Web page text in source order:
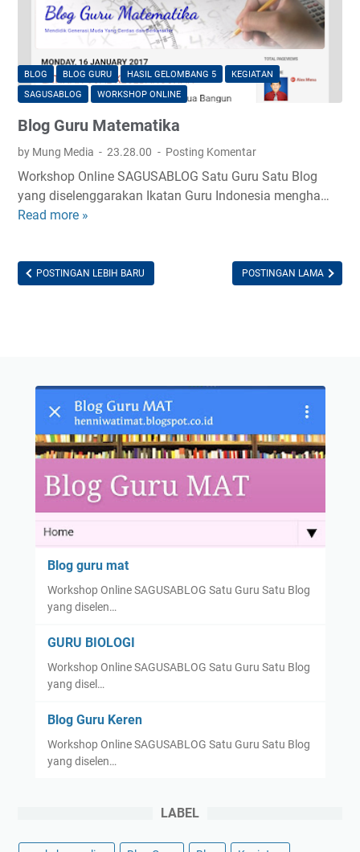
i
k
S
M
A
G
O
L
BLOG BLOG GURU HASIL GELOMBANG 5
KEGIATAN
SAGUSABLOG
WORKSHOP ONLINE
Blog Guru Matematika
by Mung Media 23.28.00 Posting Komentar
Workshop Online SAGUSABLOG Satu Guru Satu Blog
yang diselenggarakan Ikatan Guru Indonesia mengha…
Read more »
g
a
t
e
m
t
i
POSTINGAN LEBIH BARU POSTINGAN LAMA
Blog guru mat
Workshop Online SAGUSABLOG Satu Guru Satu Blog
yang diselen…
GURU BIOLOGI
Workshop Online SAGUSABLOG Satu Guru Satu Blog
yang disel…
Blog Guru Keren
Workshop Online SAGUSABLOG Satu Guru Satu Blog
yang diselen…
LABEL